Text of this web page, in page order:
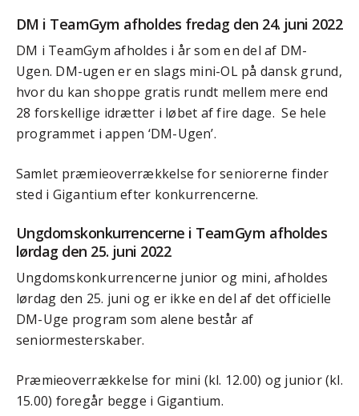
DM i TeamGym afholdes fredag den 24. juni 2022
DM i TeamGym afholdes i år som en del af DM-
Ugen. DM-ugen er en slags mini-OL på dansk grund,
hvor du kan shoppe gratis rundt mellem mere end
28 forskellige idrætter i løbet af fire dage. Se hele
programmet i appen ‘DM-Ugen’.
Samlet præmieoverrækkelse for seniorerne finder
sted i Gigantium efter konkurrencerne.
Ungdomskonkurrencerne i TeamGym afholdes
lørdag den 25. juni 2022
Ungdomskonkurrencerne junior og mini, afholdes
lørdag den 25. juni og er ikke en del af det officielle
DM-Uge program som alene består af
seniormesterskaber.
Præmieoverrækkelse for mini (kl. 12.00) og junior (kl.
15.00) foregår begge i Gigantium.